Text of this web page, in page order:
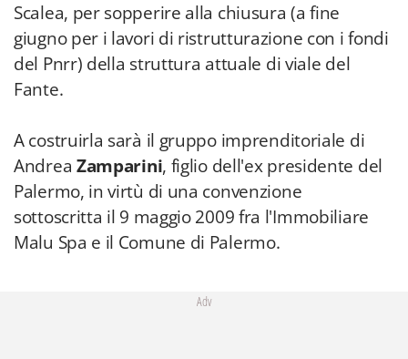
Scalea, per sopperire alla chiusura (a fine
giugno per i lavori di ristrutturazione con i fondi
del Pnrr) della struttura attuale di viale del
Fante.
A costruirla sarà il gruppo imprenditoriale di
Andrea Zamparini, figlio dell'ex presidente del
Palermo, in virtù di una convenzione
sottoscritta il 9 maggio 2009 fra l'Immobiliare
Malu Spa e il Comune di Palermo.
Adv